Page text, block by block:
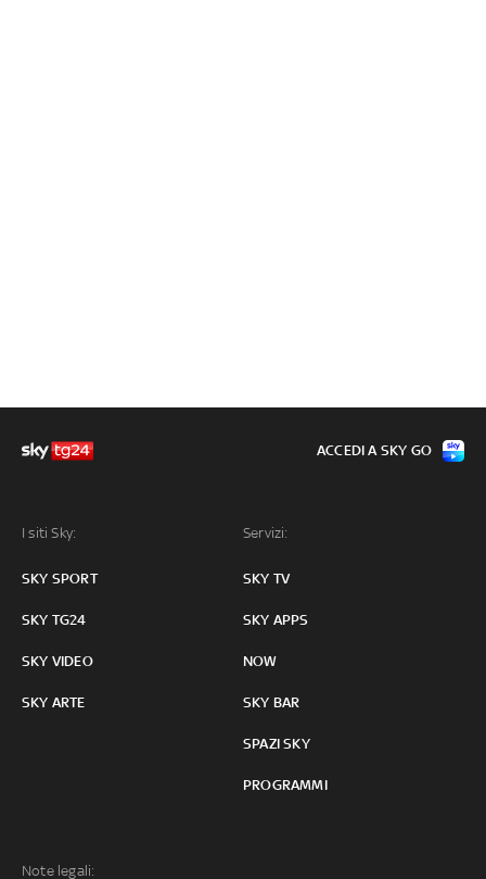
I siti Sky:
SKY SPORT
SKY TG24
SKY VIDEO
SKY ARTE
Servizi:
SKY TV
SKY APPS
NOW
SKY BAR
SPAZI SKY
PROGRAMMI
Note legali:
ACCEDI A SKY GO